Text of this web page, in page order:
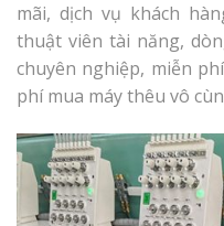
mãi, dịch vụ khách
thuật viên tài năng,
chuyên nghiệp, miễn
phí mua máy thêu vô